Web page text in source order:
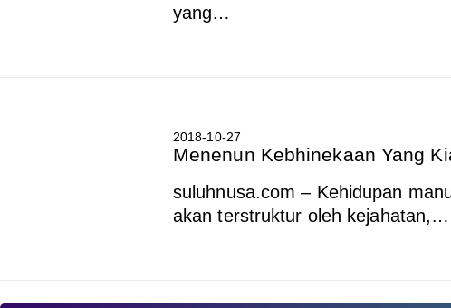
yang…
2018-10-27
Menenun Kebhinekaan Yang
suluhnusa.com – Kehidupan
akan terstruktur oleh kejahatan,…